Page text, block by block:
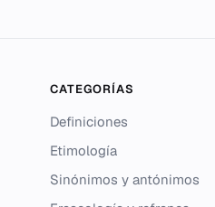
CATEGORÍAS
Definiciones
Etimología
Sinónimos y antónimos